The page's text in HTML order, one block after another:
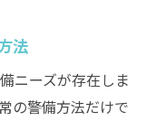
法
ニーズが存在しま
の警備方法だけで